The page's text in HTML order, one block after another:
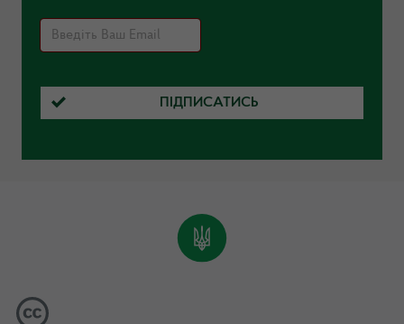
ПІДПИСАТИСЬ